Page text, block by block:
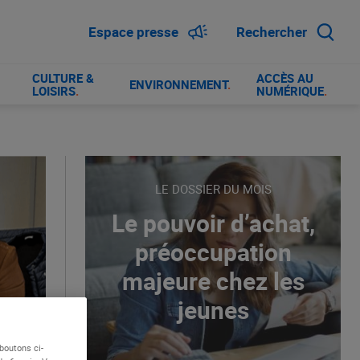
Espace presse Rechercher
CULTURE &
LOISIRS. ENVIRONNEMENT.
ACCÈS AU
NUMÉRIQUE.
LE DOSSIER DU MOIS
Le pouvoir d’achat,
préoccupation
majeure chez les
jeunes
ci-